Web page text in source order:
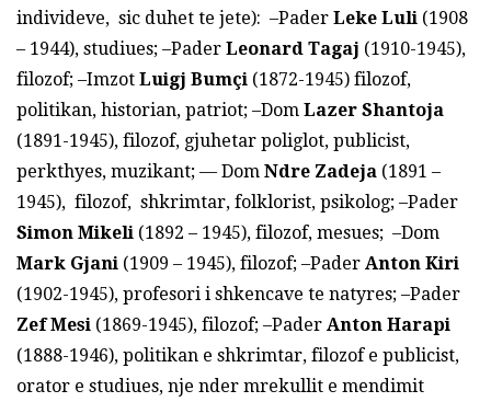
individeve, sic duhet te jete): –Pader Leke Luli (1908
– 1944), studiues; –Pader Leonard Tagaj (1910-1945),
filozof; –Imzot Luigj Bumçi (1872-1945) filozof,
politikan, historian, patriot; –Dom Lazer Shantoja
(1891-1945), filozof, gjuhetar poliglot, publicist,
perkthyes, muzikant; — Dom Ndre Zadeja (1891 –
1945), filozof, shkrimtar, folklorist, psikolog; –Pader
Simon Mikeli (1892 – 1945), filozof, mesues; –Dom
Mark Gjani (1909 – 1945), filozof; –Pader Anton Kiri
(1902-1945), profesori i shkencave te natyres; –Pader
Zef Mesi (1869-1945), filozof; –Pader Anton Harapi
(1888-1946), politikan e shkrimtar, filozof e publicist,
orator e studiues, nje nder mrekullit e mendimit